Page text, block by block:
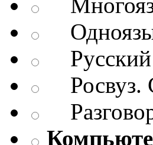
Русский
Росвуз.